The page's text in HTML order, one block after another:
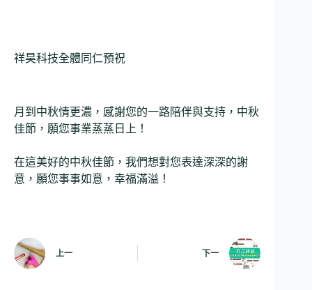
祥昊科技全體同仁預祝
月到中秋情更濃，感謝您的一路陪伴與支持，中秋
佳節，願您事業蒸蒸日上！
在這美好的中秋佳節，我們想對您表達深深的謝
意，願您事事如意，幸福滿溢！
上一 下一